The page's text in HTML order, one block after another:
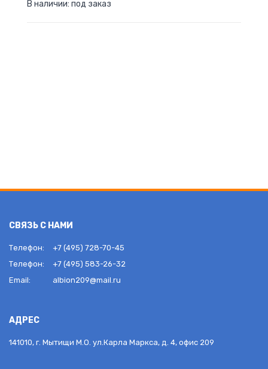
В наличии: под заказ
СВЯЗЬ С НАМИ
Телефон:
+7 (495) 728-70-45
Телефон:
+7 (495) 583-26-32
Email:
albion209@mail.ru
АДРЕС
141010, г. Мытищи М.О. ул.Карла Маркса, д. 4, офис 209